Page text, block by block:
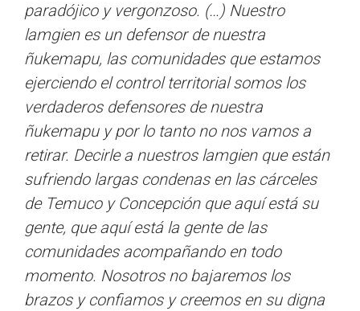
paradójico y vergonzoso. (…) Nuestro
lamgien es un defensor de nuestra
ñukemapu, las comunidades que estamos
ejerciendo el control territorial somos los
verdaderos defensores de nuestra
ñukemapu y por lo tanto no nos vamos a
retirar. Decirle a nuestros lamgien que están
sufriendo largas condenas en las cárceles
de Temuco y Concepción que aquí está su
gente, que aquí está la gente de las
comunidades acompañando en todo
momento. Nosotros no bajaremos los
brazos y confiamos y creemos en su digna